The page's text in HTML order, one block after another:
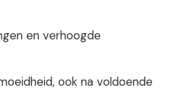
en verhoogde
ook na voldoende